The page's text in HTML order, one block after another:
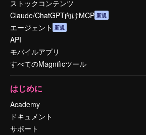
ストックコンテンツ
Claude/ChatGPT向けMCP 新規
エージェント 新規
API
モバイルアプリ
すべてのMagnificツール
はじめに
Academy
ドキュメント
サポート